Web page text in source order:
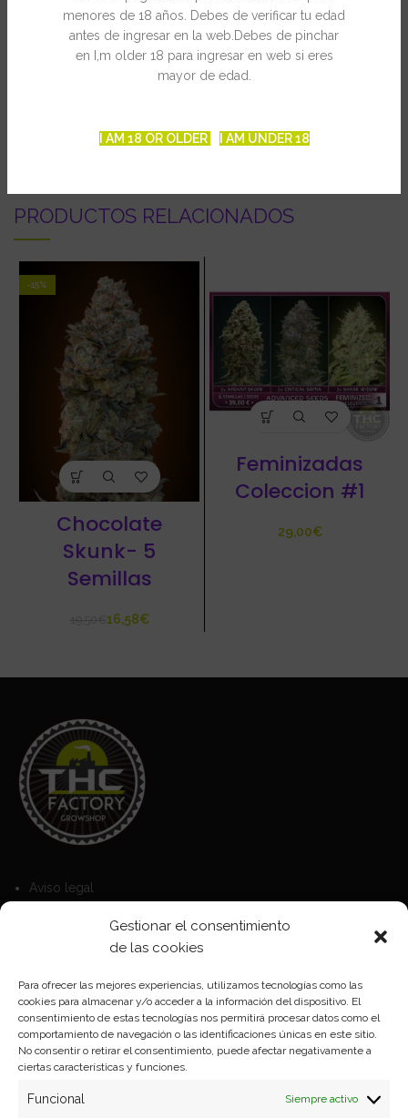
menores de 18 años. Debes de verificar tu edad
antes de ingresar en la web.Debes de pinchar
en I,m older 18 para ingresar en web si eres
mayor de edad.
I AM 18 OR OLDER I AM UNDER 18
Gestionar el consentimiento
de las cookies
Para ofrecer las mejores experiencias, utilizamos tecnologías como las
cookies para almacenar y/o acceder a la información del dispositivo. El
consentimiento de estas tecnologías nos permitirá procesar datos como el
comportamiento de navegación o las identificaciones únicas en este sitio.
No consentir o retirar el consentimiento, puede afectar negativamente a
ciertas características y funciones.
Funcional Siempre activo
Floración: 9 semanas
Altura exterior: 100 – 125 cm
Cosecha exterior: 150 gr por planta
PRODUCTOS RELACIONADOS
-15%
Chocolate
Skunk- 5
Semillas
16,58€
Feminizadas
Coleccion #1
€
Aviso legal
Política de privacidad
Formas de pago
Plazos y condiciones de envio
Politica de devoluciones